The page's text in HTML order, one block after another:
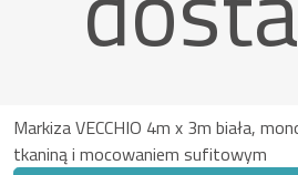
Markiza VECCHIO 4m x 3m biała,
tkaniną i mocowaniem sufitowym